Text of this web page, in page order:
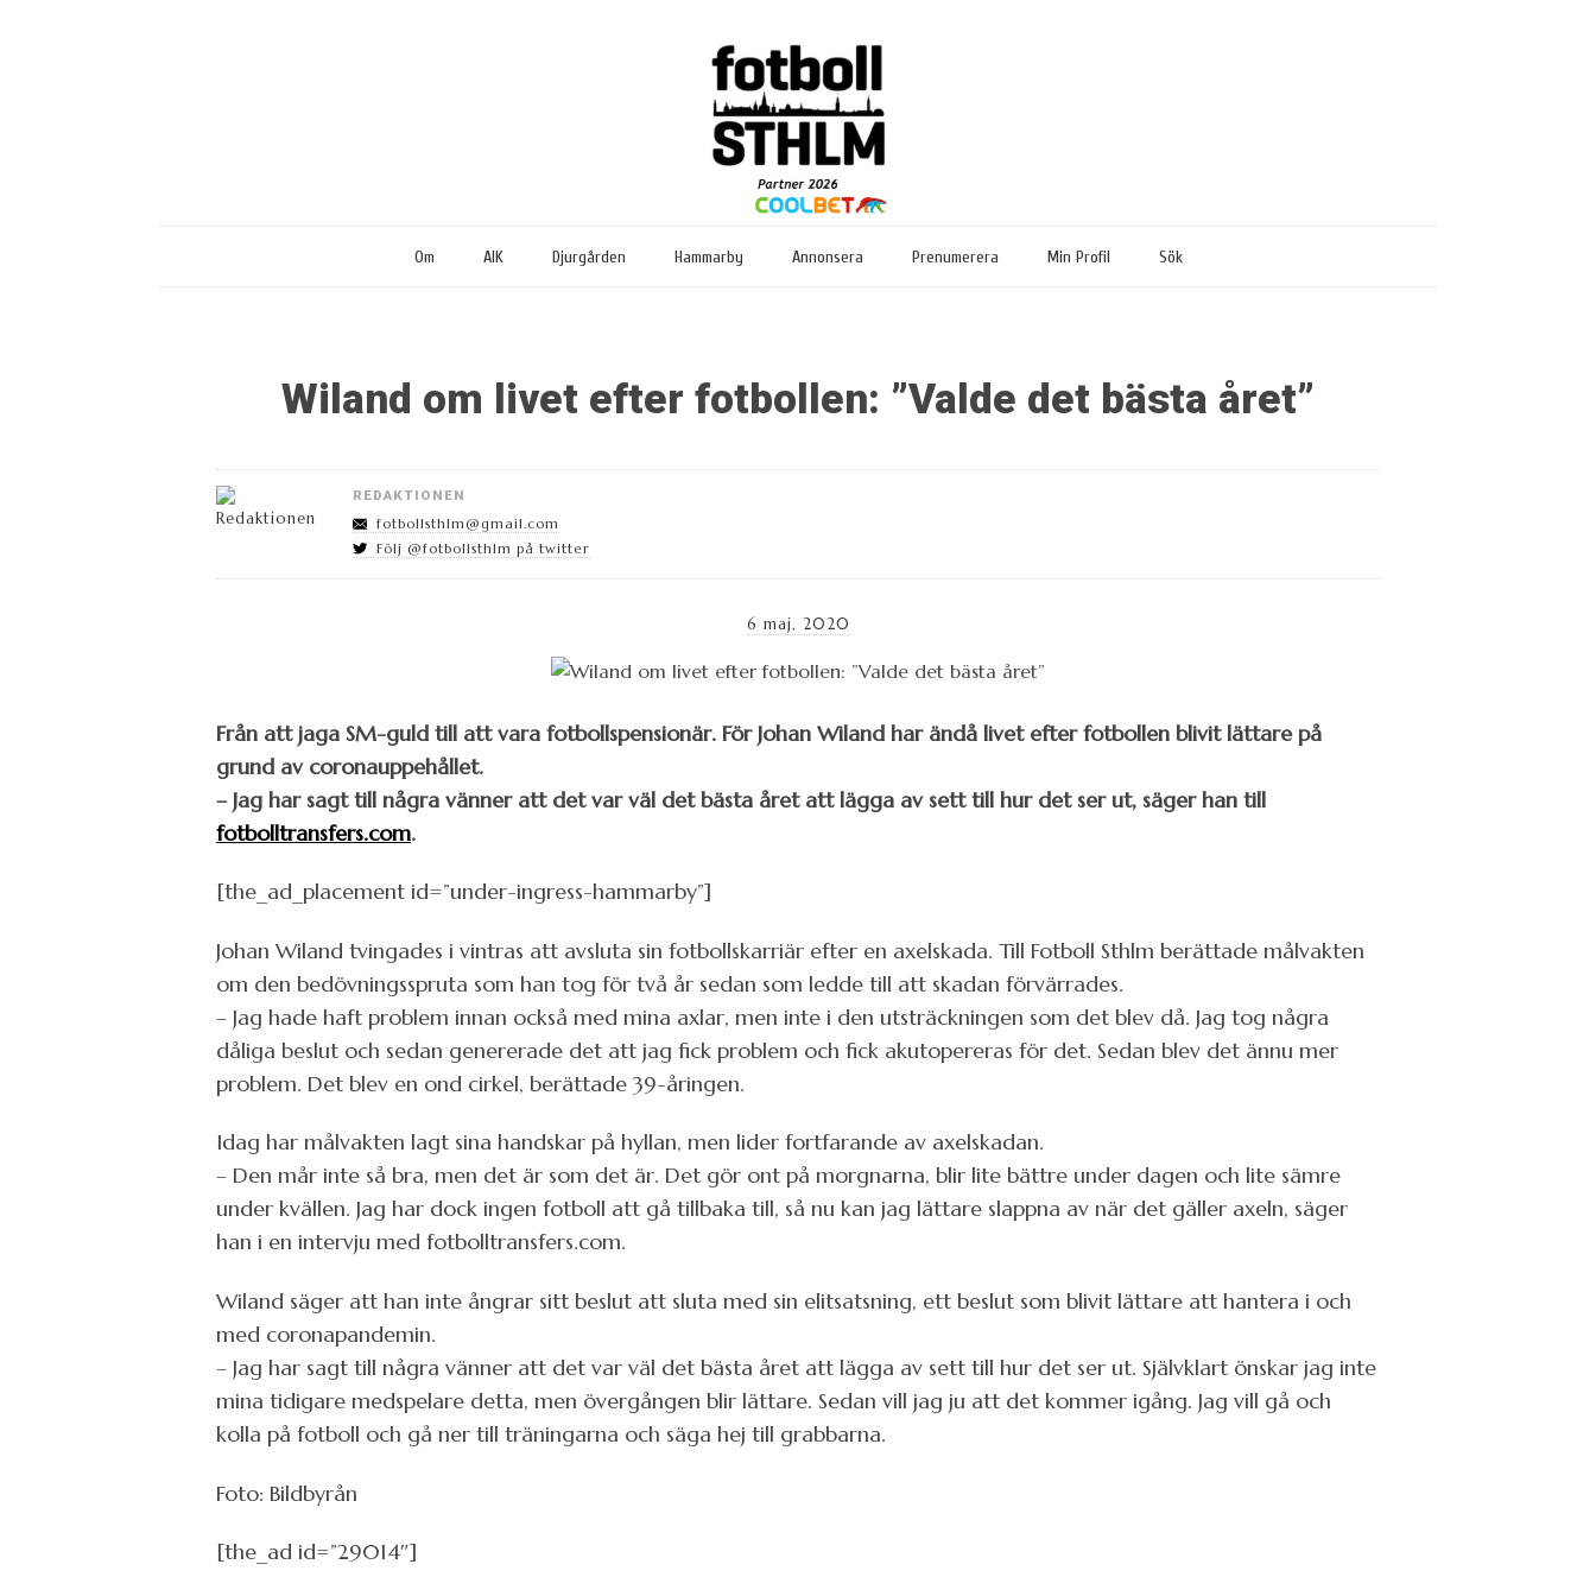
Om AIK Djurgården Hammarby Annonsera Prenumerera Min Profil Sök
Wiland om livet efter fotbollen: ”Valde det bästa året”
REDAKTIONEN
fotbollsthlm@gmail.com
Följ @fotbollsthlm på twitter
6 maj, 2020
Från att jaga SM-guld till att vara fotbollspensionär. För Johan Wiland har ändå livet efter fotbollen blivit lättare på
grund av coronauppehållet.
– Jag har sagt till några vänner att det var väl det bästa året att lägga av sett till hur det ser ut, säger han till
fotbolltransfers.com.
[the_ad_placement id=”under-ingress-hammarby”]
Johan Wiland tvingades i vintras att avsluta sin fotbollskarriär efter en axelskada. Till Fotboll Sthlm berättade målvakten
om den bedövningsspruta som han tog för två år sedan som ledde till att skadan förvärrades.
– Jag hade haft problem innan också med mina axlar, men inte i den utsträckningen som det blev då. Jag tog några
dåliga beslut och sedan genererade det att jag fick problem och fick akutopereras för det. Sedan blev det ännu mer
problem. Det blev en ond cirkel, berättade 39-åringen.
Idag har målvakten lagt sina handskar på hyllan, men lider fortfarande av axelskadan.
– Den mår inte så bra, men det är som det är. Det gör ont på morgnarna, blir lite bättre under dagen och lite sämre
under kvällen. Jag har dock ingen fotboll att gå tillbaka till, så nu kan jag lättare slappna av när det gäller axeln, säger
han i en intervju med fotbolltransfers.com.
Wiland säger att han inte ångrar sitt beslut att sluta med sin elitsatsning, ett beslut som blivit lättare att hantera i och
med coronapandemin.
– Jag har sagt till några vänner att det var väl det bästa året att lägga av sett till hur det ser ut. Självklart önskar jag inte
mina tidigare medspelare detta, men övergången blir lättare. Sedan vill jag ju att det kommer igång. Jag vill gå och
kolla på fotboll och gå ner till träningarna och säga hej till grabbarna.
Foto: Bildbyrån
[the_ad id=”29014″]